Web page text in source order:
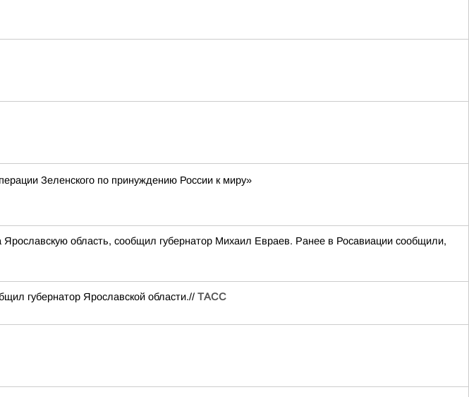
Зеленского по принуждению России к миру»
область, сообщил губернатор Михаил Евраев. Ранее в Росавиации сообщили,
губернатор Ярославской области.// ТАСС